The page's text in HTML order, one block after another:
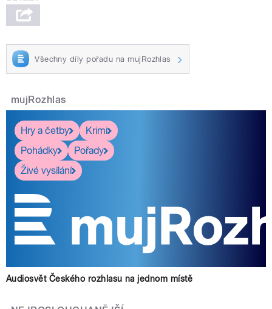
Všechny díly pořadu na mujRozhlas
mujRozhlas
Hry a četby
Krimi
Pohádky
Pořady
Živé vysílání
Audiosvět Českého rozhlasu na jednom místě